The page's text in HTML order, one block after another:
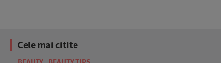
Cele mai citite